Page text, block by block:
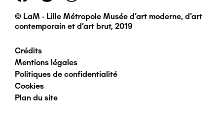
principal
© LaM - Lille Métropole Musée d'art moderne, d'art
contemporain et d'art brut, 2019
Pied
de
page
Crédits
Mentions légales
Politiques de confidentialité
Cookies
Plan du site